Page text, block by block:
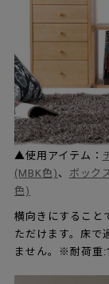
▲使用アイテム：
(MBK色) 、 ボック
色)
横向きにすること
ただけます。床で
ません。※耐荷重